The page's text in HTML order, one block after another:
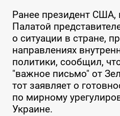
Ранее президент США,
Палатой
о ситуации в стране,
направлениях
политики, сообщил,
"важное письмо" от
тот заявляет о
по мирному
Украине.